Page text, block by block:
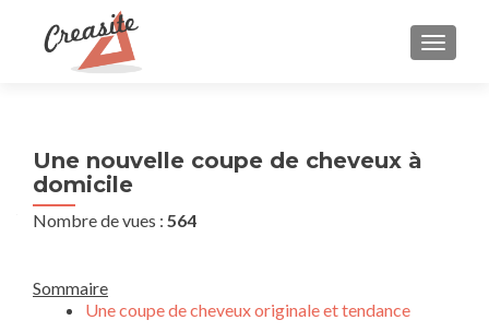
Une nouvelle coupe de cheveux à
domicile
Nombre de vues : 564
Sommaire
Une coupe de cheveux originale et tendance